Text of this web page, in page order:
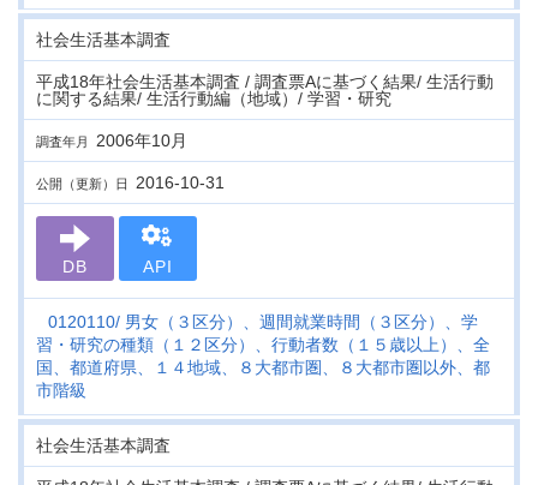
社会生活基本調査
平成18年社会生活基本調査 / 調査票Aに基づく結果/ 生活行動
に関する結果/ 生活行動編（地域）/ 学習・研究
調査年月 2006年10月
公開（更新）日 2016-10-31
DB API
0120110 男女（３区分）、週間就業時間（３区分）、学
習・研究の種類（１２区分）、行動者数（１５歳以上）、全
国、都道府県、１４地域、８大都市圏、８大都市圏以外、都
市階級
社会生活基本調査